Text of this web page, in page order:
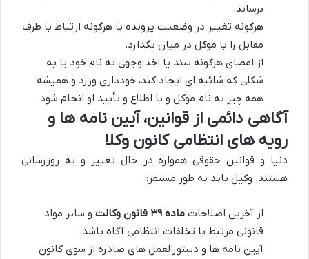
برساند.
هرگونه تغییر در وضعیت پرونده یا هرگونه ارتباط با طرف
مقابل را با موکل در میان بگذارد.
از امضای هرگونه سند یا اخذ وجهی به نام خود یا به
شکلی که شائبه ای ایجاد کند، خودداری ورزد و همیشه
همه چیز به نام موکل و با اطلاع و تأیید او انجام شود.
آگاهی دائمی از قوانین، آیین نامه ها و
رویه های انتظامی کانون وکلا
دنیا و قوانین حقوقی همواره در حال تغییر و به روزرسانی
هستند. وکیل باید به طور مستمر:
از آخرین اصلاحات ماده ۳۹ قانون وکالت
و سایر مواد
قانونی مرتبط با تخلفات انتظامی آگاه باشد.
آیین نامه ها و دستورالعمل های صادره از سوی کانون